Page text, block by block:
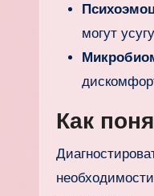
могут
Как